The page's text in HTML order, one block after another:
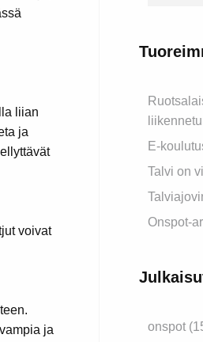
liian
ja
voivat
ja
E-
Talvi on
Onspot-
onspot